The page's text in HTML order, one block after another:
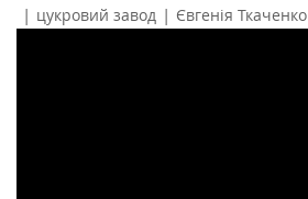
| цукровий завод | Євгенія Ткаченко